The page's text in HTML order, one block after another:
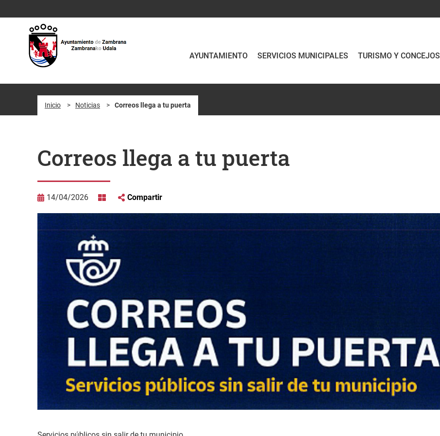
AYUNTAMIENTO SERVICIOS MUNICIPALES TURISMO Y CONCEJOS
Inicio > Noticias > Correos llega a tu puerta
Correos llega a tu puerta
14/04/2026 Compartir